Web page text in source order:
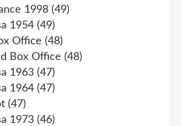
1998 (49)
1954 (49)
Office (48)
Box Office (48)
1963 (47)
1964 (47)
(47)
1973 (46)